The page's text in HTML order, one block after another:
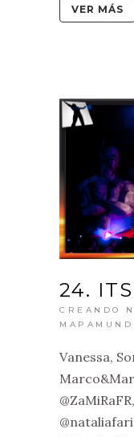
VER MÁS
24.
CREANDO
MAPAMUNDI
Vanessa,